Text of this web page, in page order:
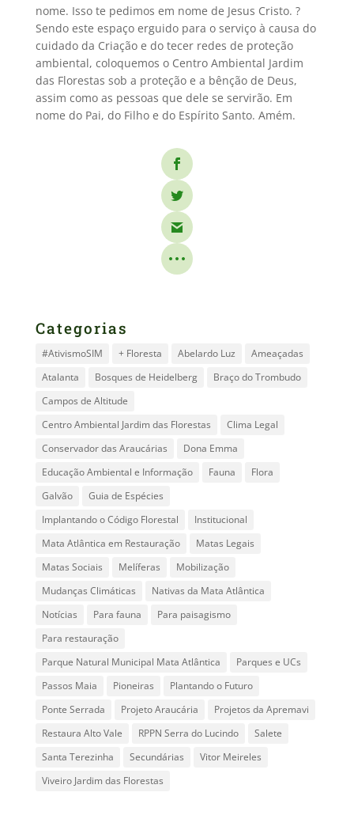
nome. Isso te pedimos em nome de Jesus Cristo. ?
Sendo este espaço erguido para o serviço à causa do
cuidado da Criação e do tecer redes de proteção
ambiental, coloquemos o Centro Ambiental Jardim
das Florestas sob a proteção e a bênção de Deus,
assim como as pessoas que dele se servirão. Em
nome do Pai, do Filho e do Espírito Santo. Amém.
Categorias
#AtivismoSIM + Floresta Abelardo Luz
Ameaçadas
Atalanta
Bosques de Heidelberg
Braço do Trombudo
Campos de Altitude
Centro Ambiental Jardim das Florestas
Clima Legal
Conservador das Araucárias
Dona Emma
Educação Ambiental e Informação
Fauna
Flora
Galvão
Guia de Espécies
Implantando o Código Florestal
Institucional
Mata Atlântica em Restauração
Matas Legais
Matas Sociais
Melíferas
Mobilização
Mudanças Climáticas
Nativas da Mata Atlântica
Notícias
Para fauna
Para paisagismo
Para restauração
Parque Natural Municipal Mata Atlântica
Parques e UCs
Passos Maia
Pioneiras
Plantando o Futuro
Ponte Serrada
Projeto Araucária
Projetos da Apremavi
Restaura Alto Vale
RPPN Serra do Lucindo
Salete
Santa Terezinha
Secundárias
Vitor Meireles
Viveiro Jardim das Florestas